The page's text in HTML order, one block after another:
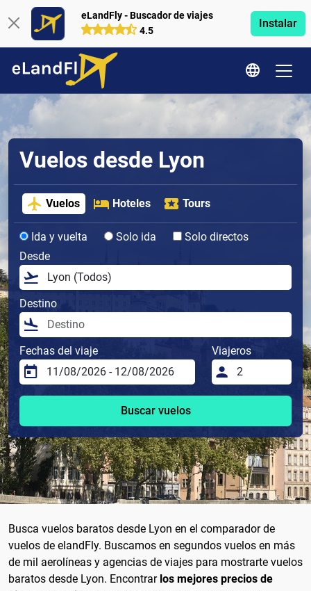
eLandFly - Buscador de viajes
4.5
Instalar
Vuelos desde Lyon
Vuelos Hoteles Tours
Ida y vuelta Solo ida
Solo directos
Desde
Destino
Fechas del viaje Viajeros
Buscar vuelos
Busca vuelos baratos desde Lyon en el comparador de
vuelos de elandFly. Buscamos en segundos vuelos en más
de mil aerolíneas y agencias de viajes para mostrarte vuelos
baratos desde Lyon. Encontrar los mejores precios de